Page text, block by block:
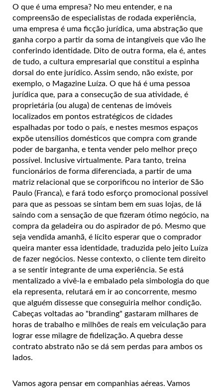
O que é uma empresa? No meu entender, e na
compreensão de especialistas de rodada experiência,
uma empresa é uma ficção jurídica, uma abstração que
ganha corpo a partir da soma de intangíveis que vão lhe
conferindo identidade. Dito de outra forma, ela é, antes
de tudo, a cultura empresarial que constitui a espinha
dorsal do ente jurídico. Assim sendo, não existe, por
exemplo, o Magazine Luíza. O que há é uma pessoa
jurídica que, para a consecução de sua atividade, é
proprietária (ou aluga) de centenas de imóveis
localizados em pontos estratégicos de cidades
espalhadas por todo o país, e nestes mesmos espaços
expõe utensílios domésticos que compra com grande
poder de barganha, e tenta vender pelo melhor preço
possível. Inclusive virtualmente. Para tanto, treina
funcionários de forma diferenciada, a partir de uma
matriz relacional que se corporificou no interior de São
Paulo (Franca), e fará todo esforço promocional possível
para que as pessoas se sintam bem em suas lojas, de lá
saindo com a sensação de que fizeram ótimo negócio, na
compra da geladeira ou do aspirador de pó. Mesmo que
seja vendida amanhã, é lícito esperar que o comprador
queira manter essa identidade, traduzida pelo jeito Luíza
de fazer negócios. Nesse contexto, o cliente tem direito
a se sentir integrante de uma experiência. Se está
mentalizado a vivê-la e embalado pela simbologia do que
ela representa, relutará em ir ao concorrente, mesmo
que alguém dissesse que conseguiria melhor condição.
Cabeças voltadas ao "branding" gastaram milhares de
horas de trabalho e milhões de reais em veiculação para
lograr esse milagre de fidelização. A quebra desse
contrato abstrato não se dá sem perdas para ambos os
lados.
Vamos agora pensar em companhias aéreas. Vamos